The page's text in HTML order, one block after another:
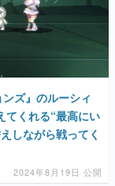
ズ』のルーシィ
てくれる“最高にい
しながら戦ってく
2024年8月19日 公開